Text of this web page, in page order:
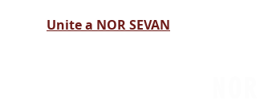
Unite a NOR SEVAN